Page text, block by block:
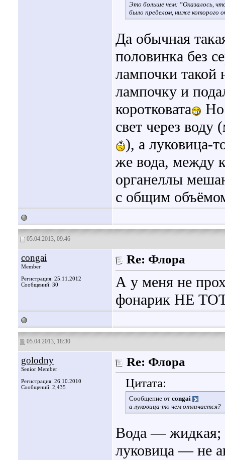
Это больше чем: “Оказалось,
было пределом, ниже которого
Да обычная
половинка без
лампочки
лампочку и
коротковата
Но
свет через
), а луковица-
же вода, между
органеллы
с общим
05.04.2013, 09:46
congai
Member
Регистрация: 25.11.2012
Сообщений: 30
Re: Флора
А у меня не
фонарик НЕ
05.04.2013, 18:30
golodny
Senior Member
Регистрация: 26.10.2010
Сообщений: 2,435
Re: Флора
Цитата:
Сообщение от congai
а луковица-то чем отличается?
Вода — жидкая;
луковица — не